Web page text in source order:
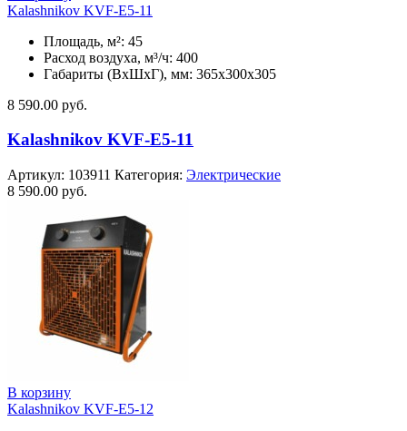
Kalashnikov KVF-E5-11
Площадь, м²: 45
Расход воздуха, м³/ч: 400
Габариты (ВхШхГ), мм: 365x300x305
8 590.00 руб.
Kalashnikov KVF-E5-11
Артикул: 103911 Категория: Электрические
8 590.00 руб.
В корзину
Kalashnikov KVF-E5-12